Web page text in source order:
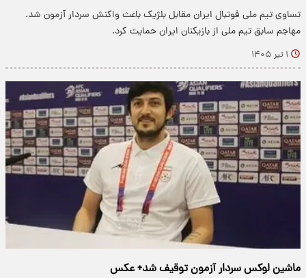
تساوی تیم ملی فوتبال ایران مقابل بلژیک باعث واکنش سردار آزمون شد.
مهاجم سابق تیم ملی از بازیکنان ایران حمایت کرد.
۱ تیر ۱۴۰۵
ماشین لوکس سردار آزمون توقیف شد+ عکس